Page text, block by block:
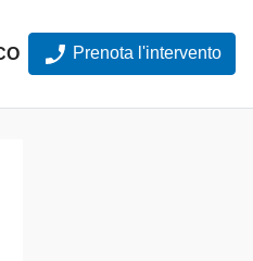
Prenota l'intervento